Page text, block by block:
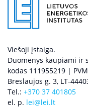
Viešoji įstaiga.
Duomenys kaupiami ir
kodas 111955219 |
Breslaujos g. 3, LT-
Tel.: +370 37 401805
el. p. lei@lei.lt